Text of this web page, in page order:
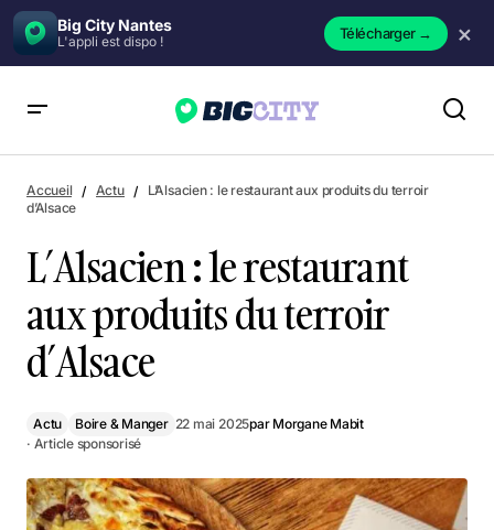
Big City Nantes
L'appli est dispo ! Télécharger→ ×
Accueil Actu
L’Alsacien : le restaurant aux produits du terroir
d’Alsace
L’Alsacien : le restaurant
aux produits du terroir
d’Alsace
Actu Boire & Manger 22 mai 2025par Morgane Mabit
· Article sponsorisé